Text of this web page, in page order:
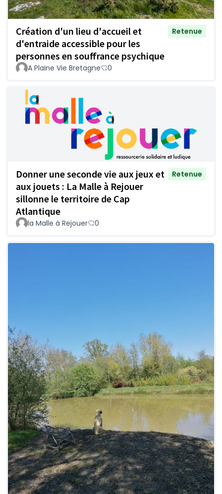
Création d'un lieu d'accueil et
d'entraide accessible pour les
personnes en souffrance psychique
Retenue
A Plaine Vie Bretagne 0
Donner une seconde vie aux jeux et
aux jouets : La Malle à Rejouer
sillonne le territoire de Cap
Atlantique
Retenue
la Malle à Rejouer 0